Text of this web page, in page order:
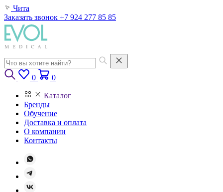
Чита
Заказать звонок +7 924 277 85 85
0 0
Каталог
Бренды
Обучение
Доставка и оплата
О компании
Контакты